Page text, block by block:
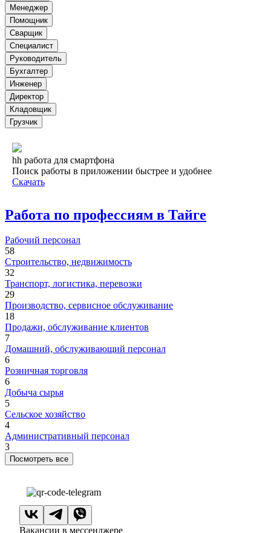
Менеджер
Помощник
Сварщик
Специалист
Руководитель
Бухгалтер
Инженер
Директор
Кладовщик
Грузчик
hh работа для смартфона
Поиск работы в приложении быстрее и удобнее
Скачать
Работа по профессиям в Тайге
Рабочий персонал
58
Строительство, недвижимость
32
Транспорт, логистика, перевозки
29
Производство, сервисное обслуживание
18
Продажи, обслуживание клиентов
7
Домашний, обслуживающий персонал
6
Розничная торговля
6
Добыча сырья
5
Сельское хозяйство
4
Административный персонал
3
Посмотреть все
Вакансии в мессенджере